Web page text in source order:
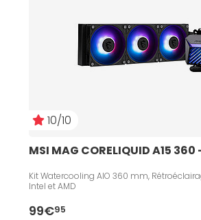
10/10
MSI MAG CORELIQUID A15
Kit Watercooling AIO 360 mm,
Intel et AMD
99€95